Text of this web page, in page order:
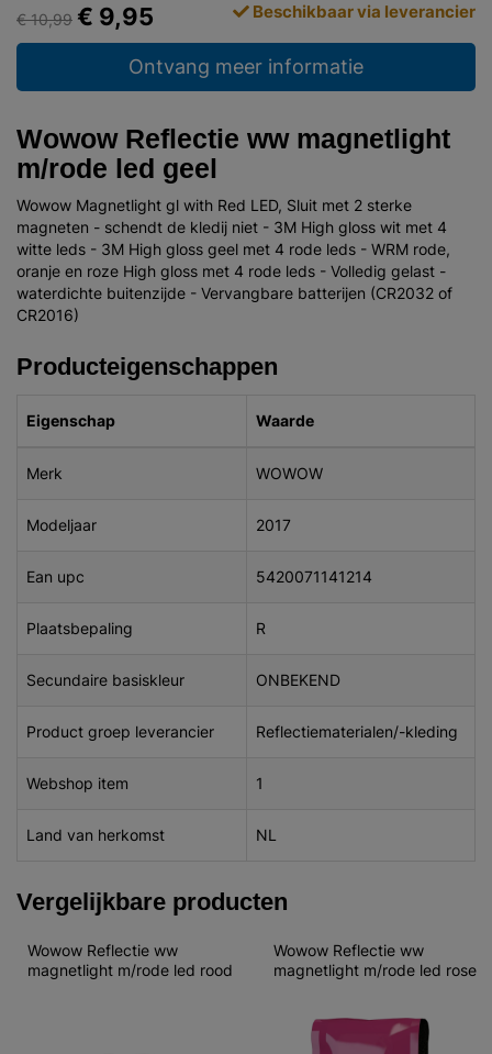
€ 10,99 € 9,95 Beschikbaar via leverancier
Ontvang meer informatie
Wowow Reflectie ww magnetlight
m/rode led geel
Wowow Magnetlight gl with Red LED, Sluit met 2 sterke
magneten - schendt de kledij niet - 3M High gloss wit met 4
witte leds - 3M High gloss geel met 4 rode leds - WRM rode,
oranje en roze High gloss met 4 rode leds - Volledig gelast -
waterdichte buitenzijde - Vervangbare batterijen (CR2032 of
CR2016)
Producteigenschappen
Eigenschap Waarde
Merk WOWOW
Modeljaar 2017
Ean upc 5420071141214
Plaatsbepaling R
Secundaire basiskleur ONBEKEND
Product groep leverancier Reflectiematerialen/-kleding
Webshop item 1
Land van herkomst NL
Vergelijkbare producten
Wowow Reflectie ww
magnetlight m/rode led rood
Wowow Reflectie ww
magnetlight m/rode led rose